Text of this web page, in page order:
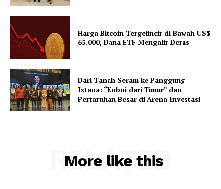
Harga Bitcoin Tergelincir di Bawah US$
65.000, Dana ETF Mengalir Deras
Dari Tanah Seram ke Panggung
Istana: “Koboi dari Timur” dan
Pertaruhan Besar di Arena Investasi
More like this
RELATED